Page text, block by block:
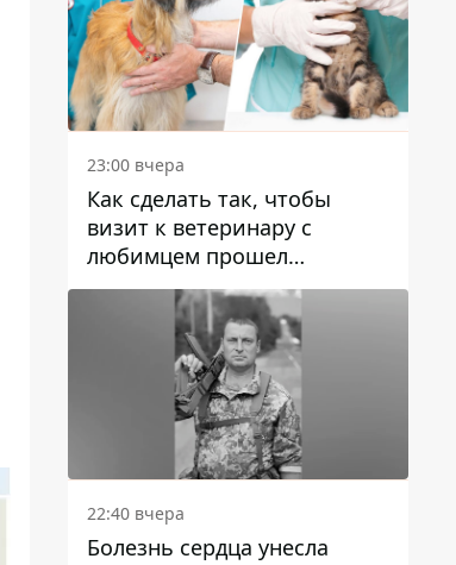
23:00 вчера
Как сделать так, чтобы
визит к ветеринару с
любимцем прошел
спокойно: простые советы
22:40 вчера
Болезнь сердца унесла